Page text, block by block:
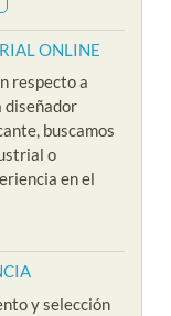
ONLINE
respecto a
diseñador
buscamos
o
en el
y selección